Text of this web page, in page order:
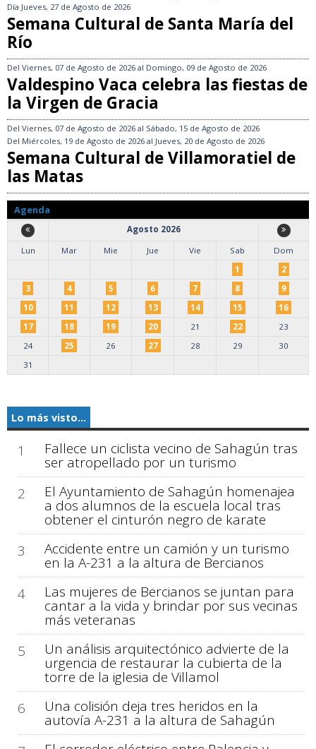
Día Jueves, 27 de Agosto de 2026
Semana Cultural de Santa María del
Río
Del Viernes, 07 de Agosto de 2026 al Domingo, 09 de Agosto de 2026
Valdespino Vaca celebra las fiestas de
la Virgen de Gracia
Del Viernes, 07 de Agosto de 2026 al Sábado, 15 de Agosto de 2026
Del Miércoles, 19 de Agosto de 2026 al Jueves, 20 de Agosto de 2026
Semana Cultural de Villamoratiel de
las Matas
Agenda
Agosto 2026
Lun
Mar Mie Jue Vie Sab
Dom
1
2
3
4 5 6 7 8
9
10
11 12 13 14 15
16
17
18 19 20 21 22
23
24
25 26 27 28 29
30
31
Lo más visto...
1 Fallece un ciclista vecino de Sahagún tras
ser atropellado por un turismo
2
El Ayuntamiento de Sahagún homenajea
a dos alumnos de la escuela local tras
obtener el cinturón negro de karate
3
Accidente entre un camión y un turismo
en la A-231 a la altura de Bercianos
4
Las mujeres de Bercianos se juntan para
cantar a la vida y brindar por sus vecinas
más veteranas
5
Un análisis arquitectónico advierte de la
urgencia de restaurar la cubierta de la
torre de la iglesia de Villamol
6
Una colisión deja tres heridos en la
autovía A-231 a la altura de Sahagún